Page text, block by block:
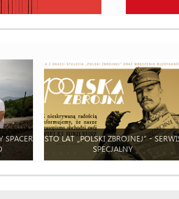
SPACER
STO LAT „POLSKI ZBROJNEJ” -
SPECJALNY